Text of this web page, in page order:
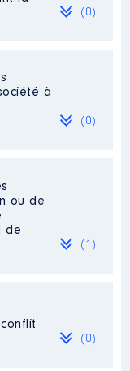
(0)
à
(0)
ou de
de
(1)
(0)